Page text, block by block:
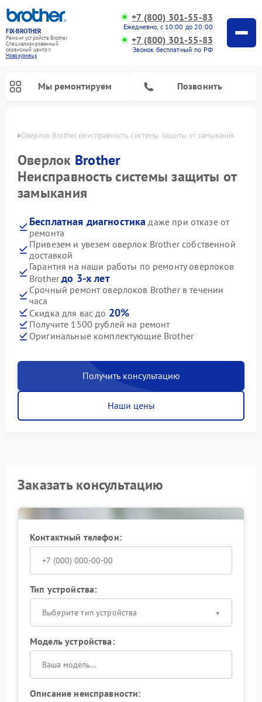
FIX-BROTHER
Ремонт устройств Brother
Специализированный
cервисный центр г.
Новокузнецк
+7 (800) 301-55-83
Ежедневно, с 10:00 до 20:00
+7 (800) 301-55-83
Звонок бесплатный по РФ
Мы ремонтируем Позвонить
Оверлок Brother неисправность системы защиты от замыкания
Оверлок Brother
Неисправность системы защиты от
замыкания
Бесплатная диагностика даже при отказе от
ремонта
Привезем и увезем оверлок Brother собственной
доставкой
Гарантия на наши работы по ремонту оверлоков
Brotherдо 3-х лет
Срочный ремонт оверлоков Brother в течении
часа
Скидка для вас до 20%
Получите 1500 рублей на ремонт
Оригинальные комплектующие Brother
Получить консультацию
Наши цены
Заказать консультацию
Контактный телефон:
Тип устройства:
Выберите тип устройства
Модель устройства:
Описание неисправности: